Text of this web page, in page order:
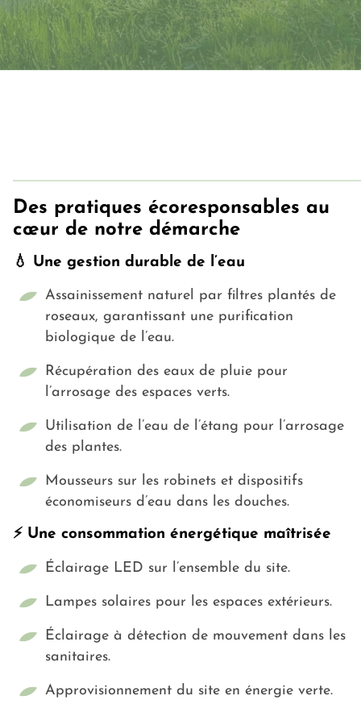
Des pratiques écoresponsables au
cœur de notre démarche
💧 Une gestion durable de l’eau
Assainissement naturel par filtres plantés de
roseaux, garantissant une purification
biologique de l’eau.
Récupération des eaux de pluie pour
l’arrosage des espaces verts.
Utilisation de l’eau de l’étang pour l’arrosage
des plantes.
Mousseurs sur les robinets et dispositifs
économiseurs d’eau dans les douches.
⚡ Une consommation énergétique maîtrisée
Éclairage LED sur l’ensemble du site.
Lampes solaires pour les espaces extérieurs.
Éclairage à détection de mouvement dans les
sanitaires.
Approvisionnement du site en énergie verte.